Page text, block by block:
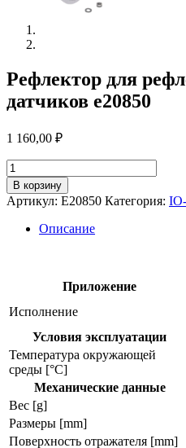
Рефлектор для
датчиков e20850
1 160,00 ₽
Количество
товара
Рефлектор
для
рефлекторных
датчиков
В корзину
Артикул: E20850 Категория:
Описание
Приложение
Исполнение
Условия эксплуатации
Температура окружающей
среды [°C]
Механические данные
Вес [g]
Размеры [mm]
Поверхность отражателя [mm]